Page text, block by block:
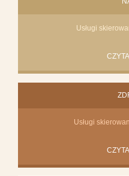
Usługi
Usługi